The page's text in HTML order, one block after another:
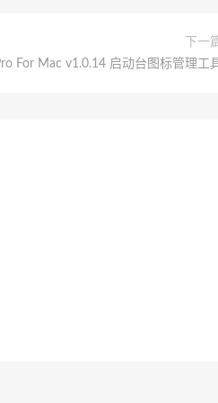
下一
For Mac v1.0.14 启动台图标管理工